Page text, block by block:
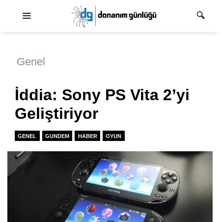
Genel
İddia: Sony PS Vita 2’yi
Geliştiriyor
GENEL GUNDEM HABER OYUN